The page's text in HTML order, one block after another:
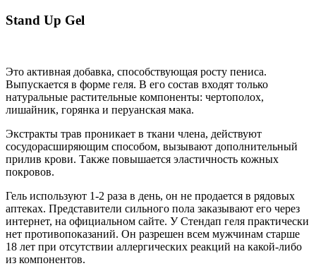
Stand Up Gel
Это активная добавка, способствующая росту пениса.
Выпускается в форме геля. В его состав входят только
натуральные растительные компоненты: чертополох,
лишайник, горянка и перуанская мака.
Экстракты трав проникает в ткани члена, действуют
сосудорасширяющим способом, вызывают дополнительный
прилив крови. Также повышается эластичность кожных
покровов.
Гель используют 1-2 раза в день, он не продается в рядовых
аптеках. Представители сильного пола заказывают его через
интернет, на официальном сайте. У Стендап геля практически
нет противопоказаний. Он разрешен всем мужчинам старше
18 лет при отсутствии аллергических реакций на какой-либо
из компонентов.